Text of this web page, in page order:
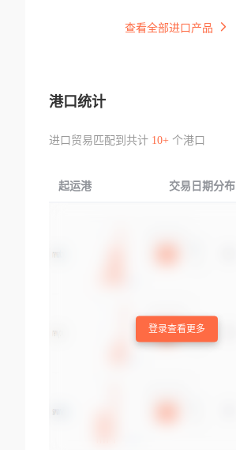
查看全部进口产品
港口统计
进口贸易匹配到共计 10+个港口
起运港 交易日期分布
登录查看更多